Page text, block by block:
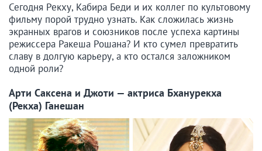
Сегодня Рекху, Кабира Беди и их коллег по культовому
фильму порой трудно узнать. Как сложилась жизнь
экранных врагов и союзников после успеха картины
режиссера Ракеша Рошана? И кто сумел превратить
славу в долгую карьеру, а кто остался заложником
одной роли?
Арти Саксена и Джоти — актриса Бханурекха
(Рекха) Ганешан